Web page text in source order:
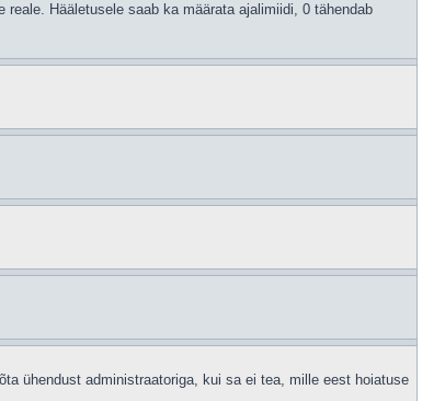
Hääletusele saab ka määrata ajalimiidi, 0 tähendab
ühendust administraatoriga, kui sa ei tea, mille eest hoiatuse